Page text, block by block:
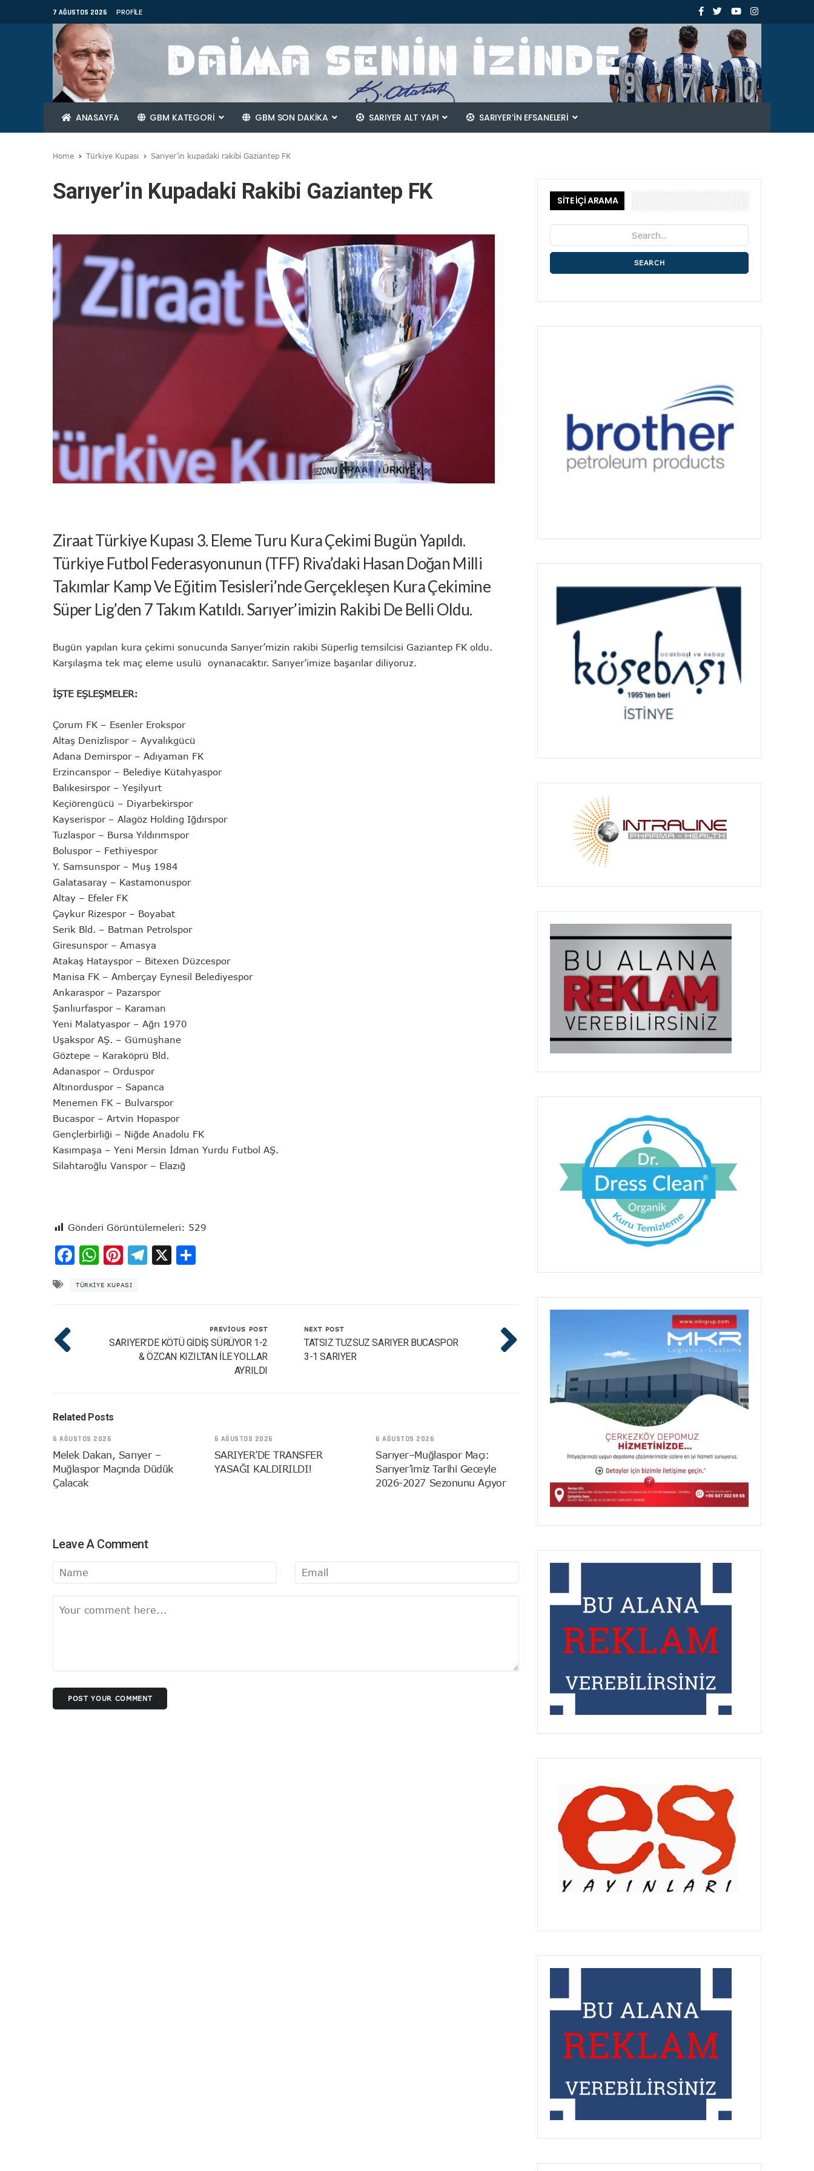
7 AĞUSTOS 2026 PROFILE
ANASAYFA GBM KATEGORİ GBM SON DAKİKA SARIYER ALT YAPI SARIYER’IN EFSANELERI
Home Türkiye Kupası Sarıyer’in kupadaki rakibi Gaziantep FK
Sarıyer’in Kupadaki Rakibi Gaziantep FK
Ziraat Türkiye Kupası 3. Eleme Turu Kura Çekimi Bugün Yapıldı.
Türkiye Futbol Federasyonunun (TFF) Riva’daki Hasan Doğan Milli
Takımlar Kamp Ve Eğitim Tesisleri’nde Gerçekleşen Kura Çekimine
Süper Lig’den 7 Takım Katıldı. Sarıyer’imizin Rakibi De Belli Oldu.
Bugün yapılan kura çekimi sonucunda Sarıyer’mizin rakibi Süperlig temsilcisi Gaziantep FK oldu.
Karşılaşma tek maç eleme usulü oynanacaktır. Sarıyer’imize başarılar diliyoruz.
İŞTE EŞLEŞMELER:
Çorum FK – Esenler Erokspor
Altaş Denizlispor – Ayvalıkgücü
Adana Demirspor – Adıyaman FK
Erzincanspor – Belediye Kütahyaspor
Balıkesirspor – Yeşilyurt
Keçiörengücü – Diyarbekirspor
Kayserispor – Alagöz Holding Iğdırspor
Tuzlaspor – Bursa Yıldırımspor
Boluspor – Fethiyespor
Y. Samsunspor – Muş 1984
Galatasaray – Kastamonuspor
Altay – Efeler FK
Çaykur Rizespor – Boyabat
Serik Bld. – Batman Petrolspor
Giresunspor – Amasya
Atakaş Hatayspor – Bitexen Düzcespor
Manisa FK – Amberçay Eynesil Belediyespor
Ankaraspor – Pazarspor
Şanlıurfaspor – Karaman
Yeni Malatyaspor – Ağrı 1970
Uşakspor AŞ. – Gümüşhane
Göztepe – Karaköprü Bld.
Adanaspor – Orduspor
Altınorduspor – Sapanca
Menemen FK – Bulvarspor
Bucaspor – Artvin Hopaspor
Gençlerbirliği – Niğde Anadolu FK
Kasımpaşa – Yeni Mersin İdman Yurdu Futbol AŞ.
Silahtaroğlu Vanspor – Elazığ
Gönderi Görüntülemeleri: 529
Facebook
WhatsApp
Pinterest
Telegram
X
TÜRKIYE KUPASI
PREVIOUS POST
SARIYER’DE KÖTÜ GİDİŞ SÜRÜYOR 1-2
& ÖZCAN KIZILTAN İLE YOLLAR
AYRILDI
NEXT POST
TATSIZ TUZSUZ SARIYER BUCASPOR
3-1 SARIYER
Related Posts
6 AĞUSTOS 2026
Melek Dakan, Sarıyer –
Muğlaspor Maçında Düdük
Çalacak
6 AĞUSTOS 2026
SARIYER’DE TRANSFER
YASAĞI KALDIRILDI!
6 AĞUSTOS 2026
Sarıyer–Muğlaspor Maçı:
Sarıyer’imiz Tarihi Geceyle
2026-2027 Sezonunu Açıyor
Leave A Comment
POST YOUR COMMENT
SİTE İÇİ ARAMA
SEARCH